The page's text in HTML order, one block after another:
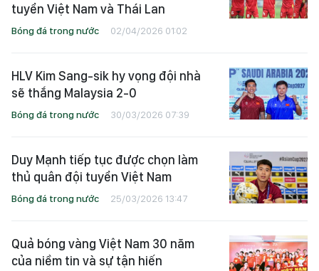
tuyển Việt Nam và Thái Lan
Bóng đá trong nước 02/04/2026 01:02
HLV Kim Sang-sik hy vọng đội nhà
sẽ thắng Malaysia 2-0
Bóng đá trong nước 30/03/2026 07:39
Duy Mạnh tiếp tục được chọn làm
thủ quân đội tuyển Việt Nam
Bóng đá trong nước 25/03/2026 13:47
Quả bóng vàng Việt Nam 30 năm
của niềm tin và sự tận hiến